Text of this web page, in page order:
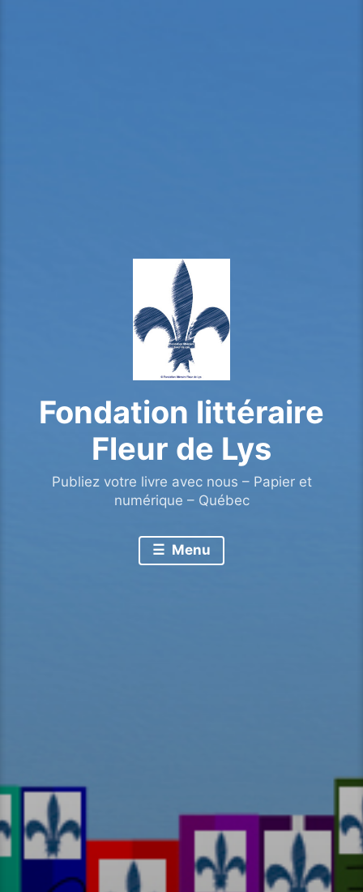
Fondation littéraire
Fleur de Lys
Publiez votre livre avec nous – Papier et
numérique – Québec
Menu